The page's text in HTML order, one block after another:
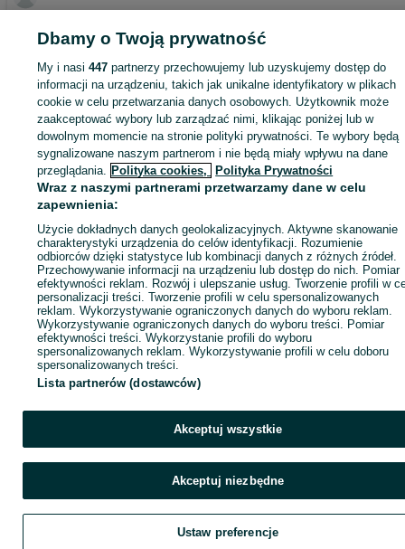
Zaloguj się lub załóż konto na OLX, aby skontaktować się z
sprzedającym
Zaloguj się / Załóż konto
Kup
Dbamy o Twoją prywatność
My i nasi447 partnerzy przechowujemy lub uzyskujemy dostęp do
informacji na urządzeniu, takich jak unikalne identyfikatory w plikach
cookie w celu przetwarzania danych osobowych. Użytkownik może
zaakceptować wybory lub zarządzać nimi, klikając poniżej lub w
dowolnym momencie na stronie polityki prywatności. Te wybory będą
sygnalizowane naszym partnerom i nie będą miały wpływu na dane
przeglądania. Polityka cookies, Polityka Prywatności
Wraz z naszymi partnerami przetwarzamy dane w celu
zapewnienia:
Użycie dokładnych danych geolokalizacyjnych. Aktywne skanowanie
charakterystyki urządzenia do celów identyfikacji. Rozumienie
odbiorców dzięki statystyce lub kombinacji danych z różnych źródeł.
Przechowywanie informacji na urządzeniu lub dostęp do nich. Pomiar
efektywności reklam. Rozwój i ulepszanie usług. Tworzenie profili w
personalizacji treści. Tworzenie profili w celu spersonalizowanych
reklam. Wykorzystywanie ograniczonych danych do wyboru reklam.
Wykorzystywanie ograniczonych danych do wyboru treści. Pomiar
efektywności treści. Wykorzystanie profili do wyboru
spersonalizowanych reklam. Wykorzystywanie profili w celu doboru
spersonalizowanych treści.
Lista partnerów (dostawców)
Akceptuj wszystkie
Akceptuj niezbędne
Ustaw preferencje